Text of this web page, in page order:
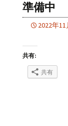
準備中
2022年11
共有:
共有